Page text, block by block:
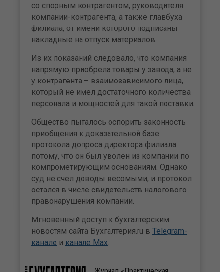
со спорным контрагентом, руководителя
компании-контрагента, а также главбуха
филиала, от имени которого подписаны
накладные на отпуск материалов.
Из их показаний следовало, что компания
напрямую приобрела товары у завода, а не
у контрагента – взаимозависимого лица,
который не имел достаточного количества
персонала и мощностей для такой поставки.
Общество пыталось оспорить законность
приобщения к доказательной базе
протокола допроса директора филиала
потому, что он был уволен из компании по
компрометирующим основаниям. Однако
суд не счел доводы весомыми, и протокол
остался в числе свидетельств налогового
правонарушения компании.
Мгновенный доступ к бухгалтерским
новостям сайта Бухгалтерия.ru в Telegram-
канале и канале Max.